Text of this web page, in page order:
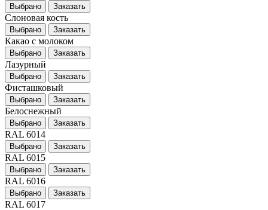
Выбрано Заказать
Слоновая кость
Выбрано Заказать
Какао с молоком
Выбрано Заказать
Лазурный
Выбрано Заказать
Фисташковый
Выбрано Заказать
Белоснежный
Выбрано Заказать
RAL 6014
Выбрано Заказать
RAL 6015
Выбрано Заказать
RAL 6016
Выбрано Заказать
RAL 6017